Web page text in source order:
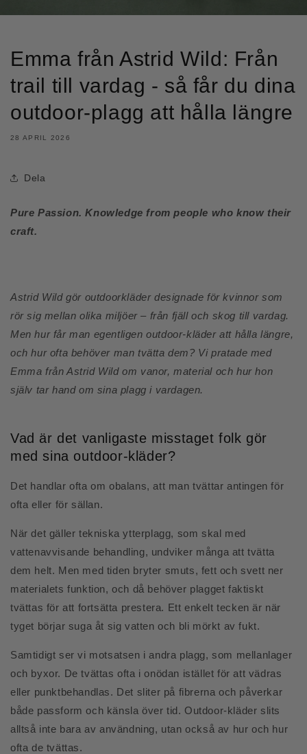
Emma från Astrid Wild: Från
trail till vardag - så får du dina
outdoor-plagg att hålla längre
28 APRIL 2026
Dela
Pure Passion. Knowledge from people who know their
craft.
Astrid Wild gör outdoorkläder designade för kvinnor som
rör sig mellan olika miljöer – från fjäll och skog till vardag.
Men hur får man egentligen outdoor-kläder att hålla längre,
och hur ofta behöver man tvätta dem? Vi pratade med
Emma från Astrid Wild om vanor, material och hur hon
själv tar hand om sina plagg i vardagen.
Vad är det vanligaste misstaget folk gör
med sina outdoor-kläder?
Det handlar ofta om obalans, att man tvättar antingen för
ofta eller för sällan.
När det gäller tekniska ytterplagg, som skal med
vattenavvisande behandling, undviker många att tvätta
dem helt. Men med tiden bryter smuts, fett och svett ner
materialets funktion, och då behöver plagget faktiskt
tvättas för att fortsätta prestera. Ett enkelt tecken är när
tyget börjar suga åt sig vatten och bli mörkt av fukt.
Samtidigt ser vi motsatsen i andra plagg, som mellanlager
och byxor. De tvättas ofta i onödan istället för att vädras
eller punktbehandlas. Det sliter på fibrerna och påverkar
både passform och känsla över tid. Outdoor-kläder slits
alltså inte bara av användning, utan också av hur och hur
ofta de tvättas.